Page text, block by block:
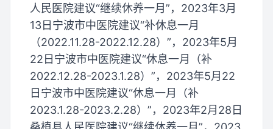
人民医院建议“继续休养一月”，2023年3月
13日宁波市中医院建议“补休息一月
（2022.11.28-2022.12.28）”，2023年5月
22日宁波市中医院建议“休息一月（补
2022.12.28-2023.1.28）”，2023年5月22
日宁波市中医院建议“休息一月（补
2023.1.28-2023.2.28）”，2023年2月28日